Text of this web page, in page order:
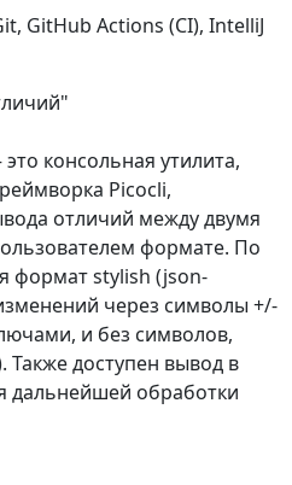
GitHub Actions (CI), IntelliJ
консольная утилита,
Picocli,
отличий между двумя
формате. По
формат stylish (json-
через символы +/-
и без символов,
Также доступен вывод в
дальнейшей обработки